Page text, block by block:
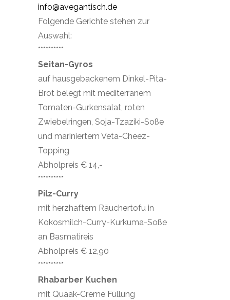
info@avegantisch.de
Folgende Gerichte stehen zur
Auswahl:
**********
Seitan-Gyros
auf hausgebackenem Dinkel-Pita-
Brot belegt mit mediterranem
Tomaten-Gurkensalat, roten
Zwiebelringen, Soja-Tzaziki-Soße
und mariniertem Veta-Cheez-
Topping
Abholpreis € 14,-
**********
Pilz-Curry
mit herzhaftem Räuchertofu in
Kokosmilch-Curry-Kurkuma-Soße
an Basmatireis
Abholpreis € 12,90
**********
Rhabarber Kuchen
mit Quaak-Creme Füllung